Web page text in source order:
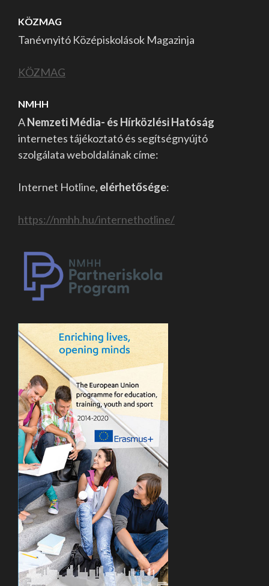
KÖZMAG
Tanévnyitó Középiskolások Magazinja
KÖZMAG
NMHH
ANemzeti Média- és Hírközlési Hatóság
internetes tájékoztató és segítségnyújtó
szolgálata weboldalának címe:
Internet Hotline, elérhetősége:
https://nmhh.hu/internethotline/